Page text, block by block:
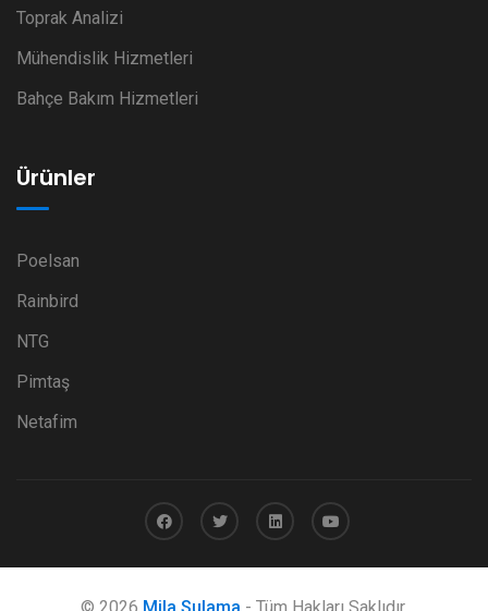
Toprak Analizi
Mühendislik Hizmetleri
Bahçe Bakım Hizmetleri
Ürünler
Poelsan
Rainbird
NTG
Pimtaş
Netafim